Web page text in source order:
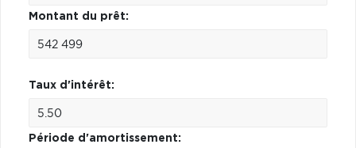
Montant du prêt:
Taux d'intérêt:
Période d'amortissement: